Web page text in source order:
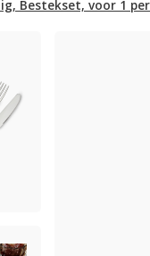
Bestekset, voor 1